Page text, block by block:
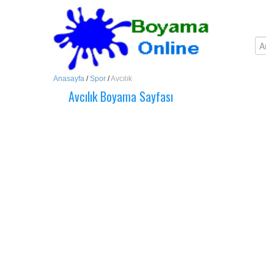
Anasayfa /Spor /Avcılık
Avcılık Boyama Sayfası